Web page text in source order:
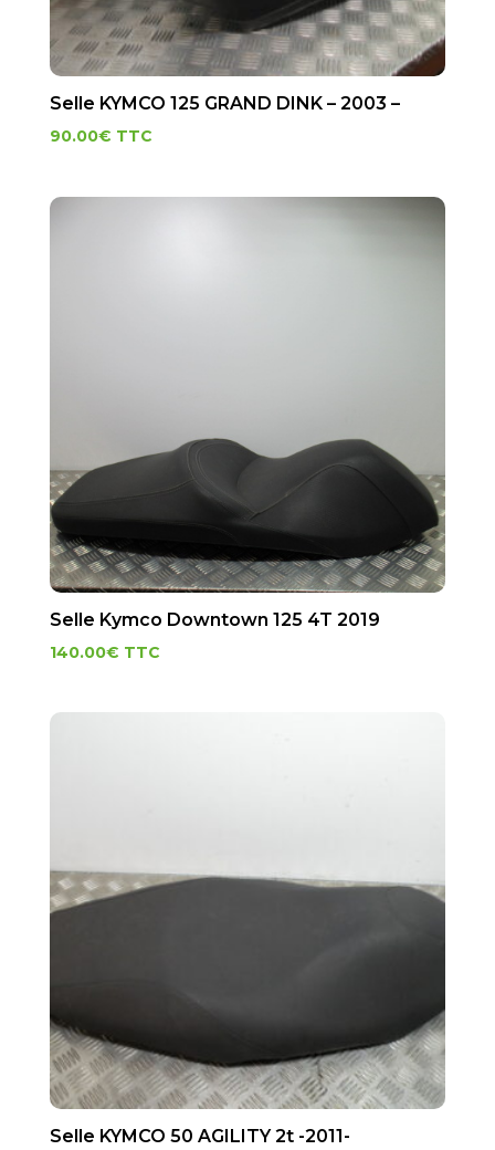
Selle KYMCO 125 GRAND DINK – 2003 –
90.00€ TTC
Selle Kymco Downtown 125 4T 2019
140.00€ TTC
Selle KYMCO 50 AGILITY 2t -2011-